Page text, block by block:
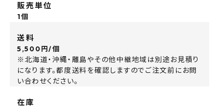
販売単位
1個
送料
5,500円/個
※北海道・沖縄・離島やその他中継地域は別途お見積り
になります。都度送料を確認しますのでご注文前にお問
い合わせください。
在庫